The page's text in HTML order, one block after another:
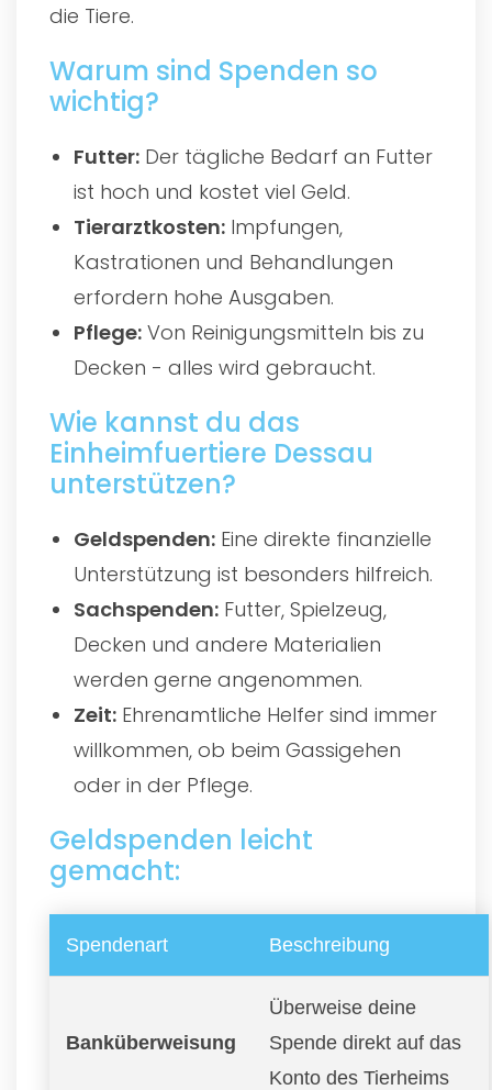
die Tiere.
Warum sind Spenden so
wichtig?
Futter: Der tägliche Bedarf an Futter
ist hoch und kostet viel Geld.
Tierarztkosten: Impfungen,
Kastrationen und Behandlungen
erfordern hohe Ausgaben.
Pflege: Von Reinigungsmitteln bis zu
Decken - alles wird gebraucht.
Wie kannst du das
Einheimfuertiere Dessau
unterstützen?
Geldspenden: Eine direkte finanzielle
Unterstützung ist besonders hilfreich.
Sachspenden: Futter, Spielzeug,
Decken und andere Materialien
werden gerne angenommen.
Zeit: Ehrenamtliche Helfer sind immer
willkommen, ob beim Gassigehen
oder in der Pflege.
Geldspenden leicht
gemacht:
Spendenart Beschreibung
Banküberweisung
Überweise deine
Spende direkt auf das
Konto des Tierheims